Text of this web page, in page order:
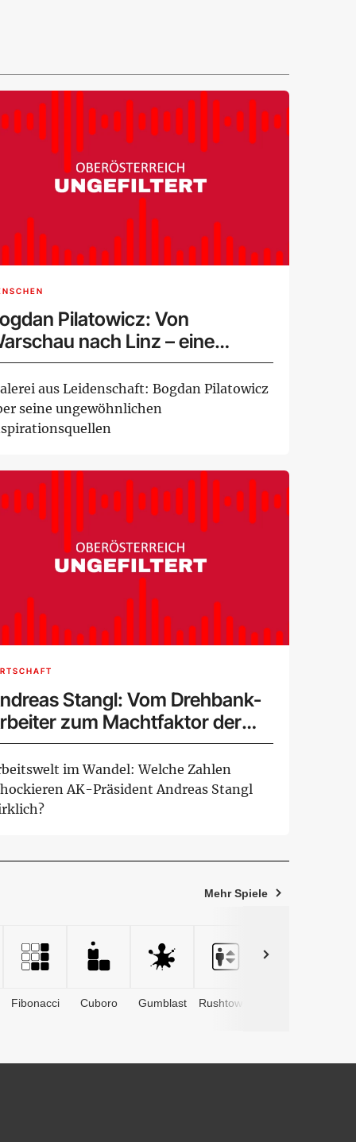
Pilatowicz: Von
nach Linz – eine
aus Leidenschaft: Bogdan Pilatowicz
seine ungewöhnlichen
Stangl: Vom Drehbank-
zum Machtfaktor der
im Wandel: Welche Zahlen
AK-Präsident Andreas Stangl
Mehr Spiele
Fibonacci Cuboro Gumblast Rushtower